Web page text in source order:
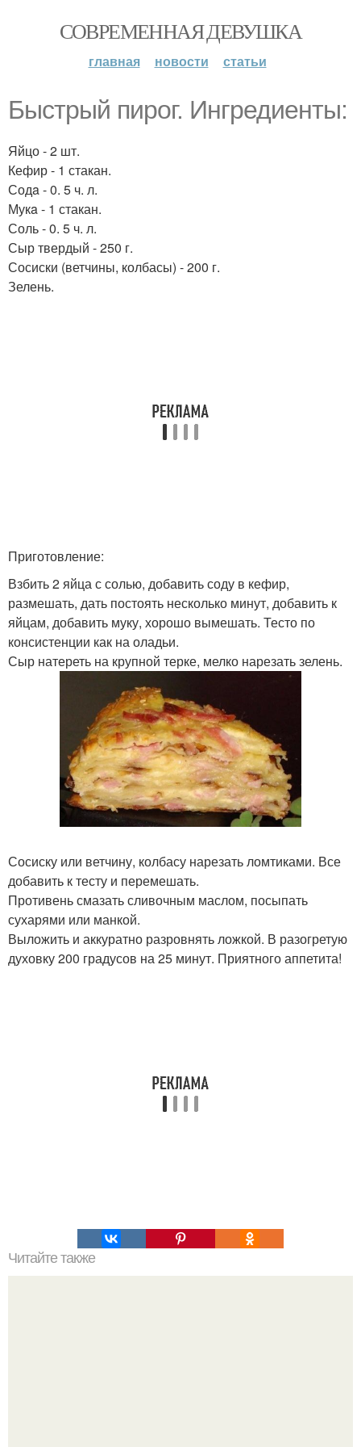
СОВРЕМЕННАЯ ДЕВУШКА
главная новости статьи
Быстрый пирог. Ингредиенты:
Яйцо - 2 шт.
Кефир - 1 стакан.
Содa - 0. 5 ч. л.
Мукa - 1 стакан.
Соль - 0. 5 ч. л.
Сыр твердый - 250 г.
Сосиски (ветчины, колбасы) - 200 г.
Зелень.
Приготовление:
Взбить 2 яйца с солью, добавить соду в кефир,
размешать, дать постоять несколько минут, добавить к
яйцам, добавить муку, хорошо вымешать. Тесто по
консистенции как на оладьи.
Сыр натереть на крупной терке, мелко нарезать зелень.
Сосиску или ветчину, колбасу нарезать ломтиками. Все
добавить к тесту и перемешать.
Противень смазать сливочным маслом, посыпать
сухарями или манкой.
Выложить и аккуратно разровнять ложкой. В разогретую
духовку 200 градусов на 25 минут. Приятного аппетита!
Читайте также